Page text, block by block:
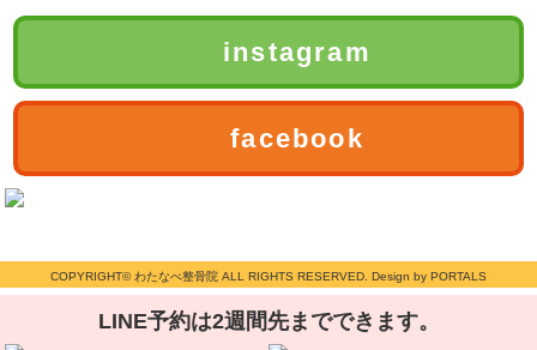
LINE予約は2週間先までできます。
instagram
facebook
COPYRIGHT© わたなべ整骨院 ALL RIGHTS RESERVED. Design by PORTALS